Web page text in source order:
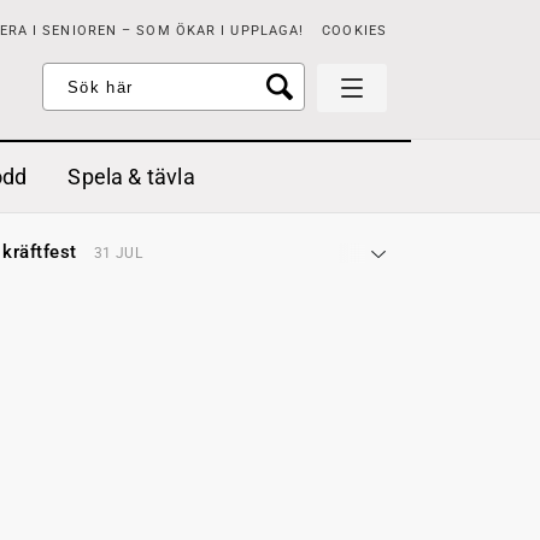
I SENIOREN – SOM ÖKAR I UPPLAGA! COOKIES
Spela & tävla
kräftfest 31 JUL